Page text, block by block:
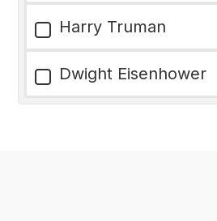
Harry Truman
Dwight Eisenhower